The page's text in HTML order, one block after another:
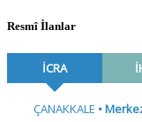
Resmî İlanlar